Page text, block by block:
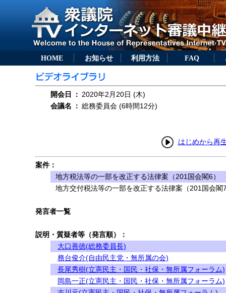
HOME お知らせ 利用方法 FAQ
開会日 ： 2020年2月20日 (木)
会議名
： 総務委員会 (6時間12分)
はじめから再
案件：
地方税法等の一部を改正する法律案（201国会閣6）
地方交付税法等の一部を改正する法律案（201国会閣
発言者一覧
説明・質疑者等（発言順）：
大口善徳(総務委員長)
務台俊介(自由民主党・無所属の会)
長尾秀樹(立憲民主・国民・社保・無所属フォーラム)
岡島一正(立憲民主・国民・社保・無所属フォーラム)